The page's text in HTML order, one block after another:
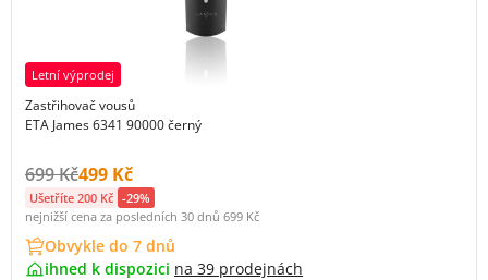
Letní výprodej
Zastřihovač vousů
ETA James 6341 90000 černý
Původní cena s DPH:
699 KčCena s DPH:
499 Kč
Ušetříte 200 Kč -29%
nejnižší cena za posledních 30 dnů 699 Kč
Obvykle do 7 dnů
ihned k dispozici na 39 prodejnách